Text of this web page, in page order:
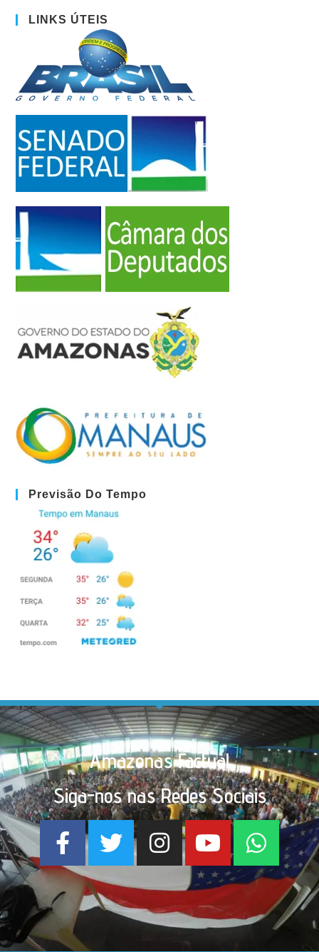
LINKS ÚTEIS
Previsão Do Tempo
Amazonas Factual
Siga-nos nas Redes Sociais